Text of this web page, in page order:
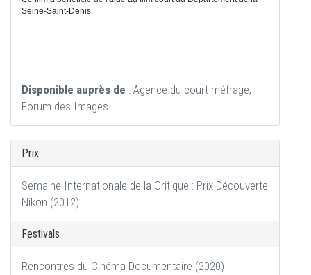
Seine-Saint-Denis.
Disponible auprès de : Agence du court métrage,
Forum des Images
Prix
Semaine Internationale de la Critique : Prix Découverte
Nikon (2012)
Festivals
Rencontres du Cinéma Documentaire (2020)